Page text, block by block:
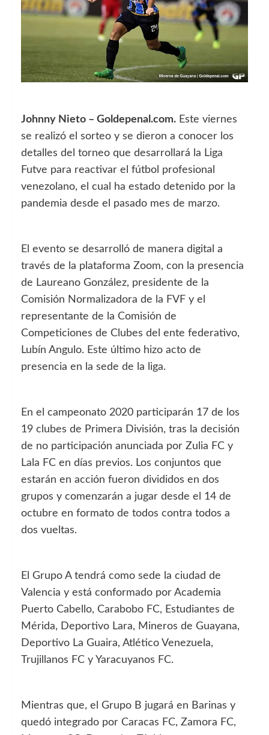
Johnny Nieto – Goldepenal.com. Este viernes
se realizó el sorteo y se dieron a conocer los
detalles del torneo que desarrollará la Liga
Futve para reactivar el fútbol profesional
venezolano, el cual ha estado detenido por la
pandemia desde el pasado mes de marzo.
El evento se desarrolló de manera digital a
través de la plataforma Zoom, con la presencia
de Laureano González, presidente de la
Comisión Normalizadora de la FVF y el
representante de la Comisión de
Competiciones de Clubes del ente federativo,
Lubín Angulo. Este último hizo acto de
presencia en la sede de la liga.
En el campeonato 2020 participarán 17 de los
19 clubes de Primera División, tras la decisión
de no participación anunciada por Zulia FC y
Lala FC en días previos. Los conjuntos que
estarán en acción fueron divididos en dos
grupos y comenzarán a jugar desde el 14 de
octubre en formato de todos contra todos a
dos vueltas.
El Grupo A tendrá como sede la ciudad de
Valencia y está conformado por Academia
Puerto Cabello, Carabobo FC, Estudiantes de
Mérida, Deportivo Lara, Mineros de Guayana,
Deportivo La Guaira, Atlético Venezuela,
Trujillanos FC y Yaracuyanos FC.
Mientras que, el Grupo B jugará en Barinas y
quedó integrado por Caracas FC, Zamora FC,